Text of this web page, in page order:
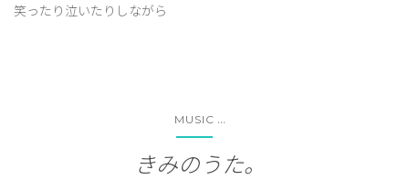
笑ったり泣いたりしながら
MUSIC ...
きみのうた。